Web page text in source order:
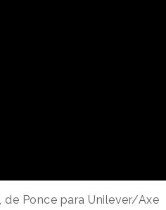
, de Ponce para Unilever/Axe